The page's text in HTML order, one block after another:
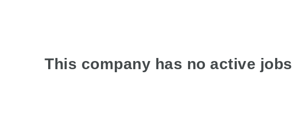
This company has no active jobs